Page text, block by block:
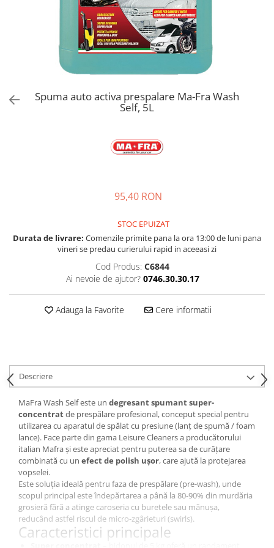
Bord | Plastice Interioare
Parfumuri | Odorizante
CEARA | SEALANT | TRATAMENTE
PROTECTIE | COATING CERAMIC
LAVETE | PROSOAPE
Spuma auto activa prespalare Ma-Fra Wash
Self, 5L
95,40 RON
STOC EPUIZAT
Durata de livrare: Comenzile primite pana la ora 13:00 de luni pana
vineri se predau curierului rapid in aceeasi zi
Cod Produs: C6844
Ai nevoie de ajutor? 0746.30.30.17
Adauga la Favorite Cere informatii
Descriere
MaFra Wash Self este un degresant spumant super-
concentratde prespălare profesional, conceput special pentru
utilizarea cu aparatul de spălat cu presiune (lanț de spumă / foam
lance). Face parte din gama Leisure Cleaners a producătorului
italian Mafra și este apreciat pentru puterea sa de curățare
combinată cu un efect de polish ușor, care ajută la protejarea
vopselei.
Este soluția ideală pentru faza de prespălare (pre-wash), unde
scopul principal este îndepărtarea a până la 80-90% din murdăria
grosieră fără a atinge caroseria cu buretele sau mănușa,
reducând astfel riscul de micro-zgârieturi (swirls).
Caracteristici principale